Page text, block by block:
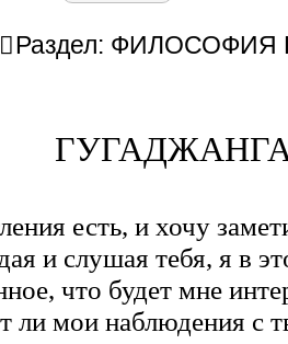
Раздел: ФИЛОСОФИЯ
есть, и хочу
и слушая тебя, я в
что будет мне
ли мои наблюдения с